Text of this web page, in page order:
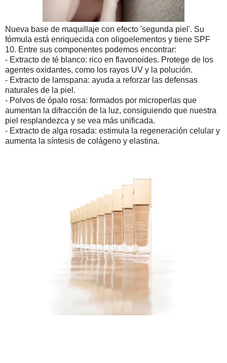
Nueva base de maquillaje con efecto 'segunda piel'. Su
fórmula está enriquecida con oligoelementos y tiene SPF
10. Entre sus componentes podemos encontrar:
- Extracto de té blanco: rico en flavonoides. Protege de los
agentes oxidantes, como los rayos UV y la polución.
- Extracto de lamspana: ayuda a reforzar las defensas
naturales de la piel.
- Polvos de ópalo rosa: formados por microperlas que
aumentan la difracción de la luz, consiguiendo que nuestra
piel resplandezca y se vea más unificada.
- Extracto de alga rosada: estimula la regeneración celular y
aumenta la síntesis de colágeno y elastina.